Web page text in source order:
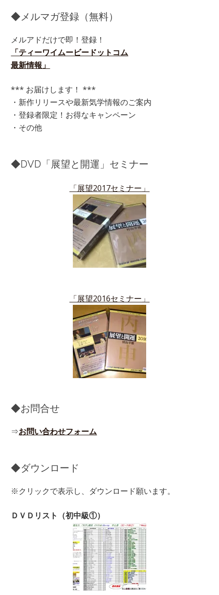
◆メルマガ登録（無料）
メルアドだけで即！登録！
「ティーワイムービードットコム
最新情報」
*** お届けします！ ***
・新作リリースや最新気学情報のご案内
・登録者限定！お得なキャンペーン
・その他
◆DVD「展望と開運」セミナー
「展望2017セミナー」
「展望2016セミナー」
◆お問合せ
⇒お問い合わせフォーム
◆ダウンロード
※クリックで表示し、ダウンロード願います。
ＤＶＤリスト（初中級①）